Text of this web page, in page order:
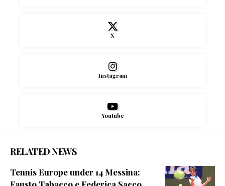
X
Instagram
Youtube
RELATED NEWS
Tennis Europe under 14 Messina: